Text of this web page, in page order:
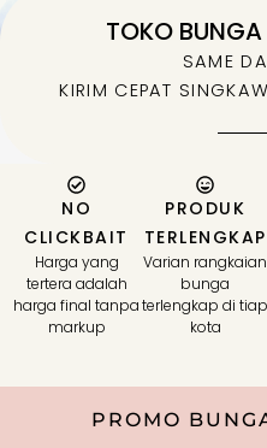
TOKO
SAME
KIRIM CEPAT
NO
CLICKBAIT
Harga yang
tertera adalah
harga final tanpa
markup
PRODUK
TERLENGKAP
Varian rangkaian
bunga
terlengkap di tiap
kota
PROMO